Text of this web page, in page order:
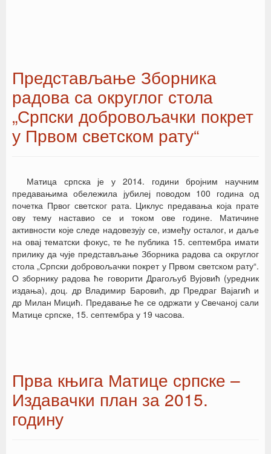
Представљање Зборника
радова са округлог стола
„Српски добровољачки покрет
у Првом светском рату“
Матица српска је у 2014. години бројним научним
предавањима обележила јубилеј поводом 100 година од
почетка Првог светског рата. Циклус предавања која прате
ову тему наставио се и током ове године. Матичине
активности које следе надовезују се, између осталог, и даље
на овај тематски фокус, те ће публика 15. септембра имати
прилику да чује представљање Зборника радова са округлог
стола „Српски добровољачки покрет у Првом светском рату“.
О зборнику радова ће говорити Драгољуб Вујовић (уредник
издања), доц. др Владимир Баровић, др Предраг Вајагић и
др Милан Мицић. Предавање ће се одржати у Свечаној сали
Матице српске, 15. септембра у 19 часова.
Прва књига Матице српске –
Издавачки план за 2015.
годину